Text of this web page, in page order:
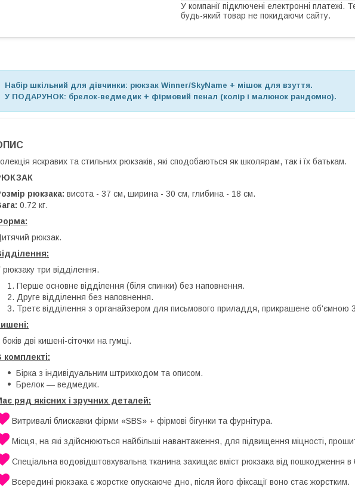
У компанії підключені електронні платежі.
будь-який товар не покидаючи сайту.
Набір шкільний для дівчинки: рюкзак Winner/SkyName + мішок для взуття.
У ПОДАРУНОК: брелок-ведмедик + фірмовий пенал (колір і малюнок рандомно).
яскравих та стильних рюкзаків, які сподобаються як школярам, так і їх батькам.
рюкзака: висота - 37 см, ширина - 30 см, глибина - 18 см.
0.72 кг.
рюкзак.
рюкзаку три відділення.
Перше основне відділення (біля спинки) без наповнення.
Друге відділення без наповнення.
Третє відділення з органайзером для письмового приладдя, прикрашене об'ємною
дві кишені-сіточки на гумці.
комплекті:
Бірка з індивідуальним штрихкодом та описом.
Брелок — ведмедик.
ряд якісних і зручних деталей:
Витривалі блискавки фірми «SBS» + фірмові бігунки та фурнітура.
Місця, на які здійснюються найбільші навантаження, для підвищення міцності,
Спеціальна водовідштовхувальна тканина захищає вміст рюкзака від пошкодження в
Всередині рюкзака є жорстке опускаюче дно, після його фіксації воно стає жорстким.